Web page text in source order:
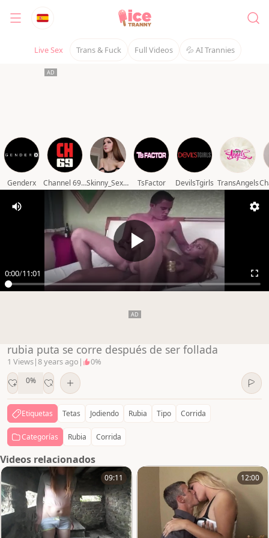
Live Sex Trans & Fuck Full Videos 💦 AI Trannies
Genderx Channel 69 video Skinny_Sex_Sissy TsFactor DevilsTgirls TransAngels
0:00/11:01
rubia puta se corre después de ser follada
1 Views|8 years ago | 0%
0%
Etiquetas Tetas Jodiendo Rubia Tipo Corrida
Categorías Rubia Corrida
Videos relacionados
09:11 12:00